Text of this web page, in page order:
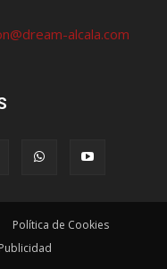
alcala.com
Política de Cookies
Publicidad